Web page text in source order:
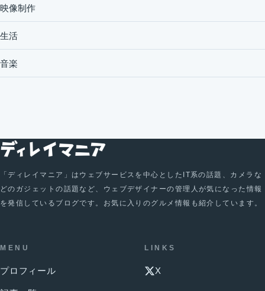
映像制作
生活
音楽
「ディレイマニア」はウェブサービスを中心としたIT系の話題、カメラな
どのガジェットの話題など、ウェブデザイナーの管理人が気になった情報
を発信しているブログです。お気に入りのグルメ情報も紹介しています。
MENU
プロフィール
LINKS
X